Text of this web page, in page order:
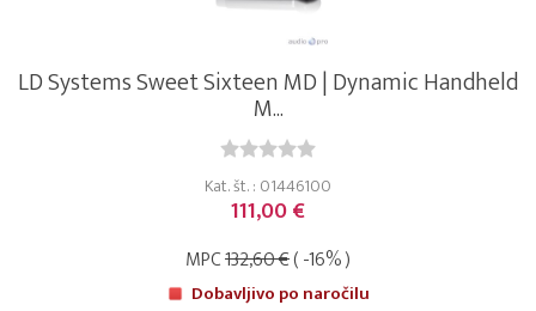
LD Systems Sweet Sixteen MD | Dynamic Handheld
M...
Kat. št. : 01446100
111,00 €
MPC132,60 €( -16% )
Dobavljivo po naročilu